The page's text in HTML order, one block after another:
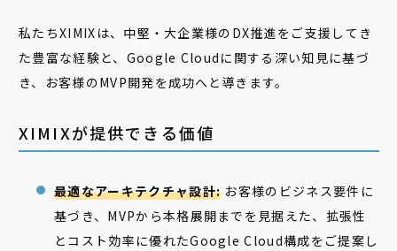
私たちXIMIXは、中堅・大企業様のDX推進をご支援してき
た豊富な経験と、Google Cloudに関する深い知見に基づ
き、お客様のMVP開発を成功へと導きます。
XIMIXが提供できる価値
最適なアーキテクチャ設計: お客様のビジネス要件に
基づき、MVPから本格展開までを見据えた、拡張性
とコスト効率に優れたGoogle Cloud構成をご提案し